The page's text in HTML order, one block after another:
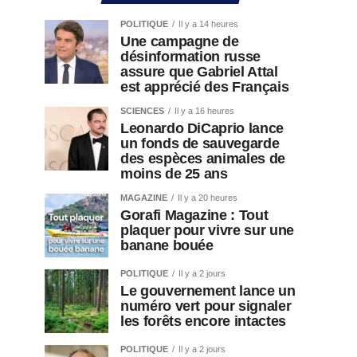
POLITIQUE Il y a 14 heures
Une campagne de
désinformation russe
assure que Gabriel Attal
est apprécié des Français
SCIENCES Il y a 16 heures
Leonardo DiCaprio lance
un fonds de sauvegarde
des espèces animales de
moins de 25 ans
MAGAZINE Il y a 20 heures
Gorafi Magazine : Tout
plaquer pour vivre sur une
banane bouée
POLITIQUE Il y a 2 jours
Le gouvernement lance un
numéro vert pour signaler
les forêts encore intactes
POLITIQUE Il y a 2 jours